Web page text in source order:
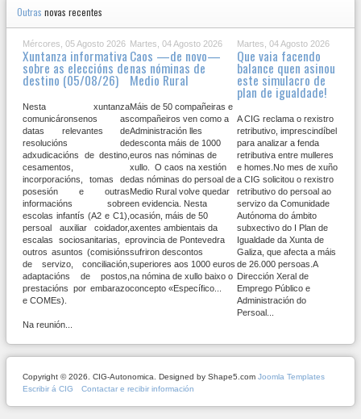
Outras novas recentes
Mércores, 05 Agosto 2026
Xuntanza informativa
sobre as eleccións de
destino (05/08/26)
Nesta xuntanza
comunicáronsenos as
datas relevantes de
resolucións de
adxudicacións de destino,
cesamentos,
incorporacións, tomas de
posesión e outras
informacións sobre
escolas infantís (A2 e C1),
persoal auxiliar coidador,
escalas sociosanitarias, e
outros asuntos (comisións
de servizo, conciliación,
adaptacións de postos,
prestacións por embarazo
e COMEs).
Na reunión...
Martes, 04 Agosto 2026
Caos —de novo—
nas nóminas de
Medio Rural
Máis de 50 compañeiras e
compañeiros ven como a
Administración lles
desconta máis de 1000
euros nas nóminas de
xullo. O caos na xestión
das nóminas do persoal de
Medio Rural volve quedar
en evidencia. Nesta
ocasión, máis de 50
axentes ambientais da
provincia de Pontevedra
sufriron descontos
superiores aos 1000 euros
na nómina de xullo baixo o
concepto «Específico...
Martes, 04 Agosto 2026
Que vaia facendo
balance quen asinou
este simulacro de
plan de igualdade!
A CIG reclama o rexistro
retributivo, imprescindíbel
para analizar a fenda
retributiva entre mulleres
e homes.No mes de xuño
a CIG solicitou o rexistro
retributivo do persoal ao
servizo da Comunidade
Autónoma do ámbito
subxectivo do I Plan de
Igualdade da Xunta de
Galiza, que afecta a máis
de 26.000 persoas.A
Dirección Xeral de
Emprego Público e
Administración do
Persoal...
Copyright © 2026. CIG-Autonomica. Designed by Shape5.com Joomla Templates
Escribir á CIG
Contactar e recibir información